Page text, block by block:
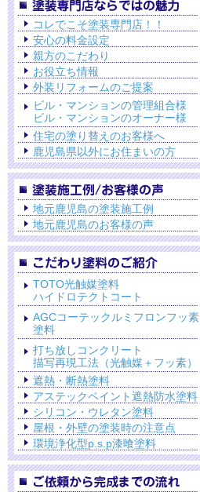
コレでこそ塗装専門店！！
安心の料金設定
親方のこだわり
お役立ち情報
外装リフォームのご提案
ビル・マンションの管理組合様
ビル・マンションのオーナー様
住宅の塗り替えのお客様へ
鹿児島県以外にお住まいの方
地元鹿児島の塗装施工例
地元鹿児島のお客様の声
TOTO光触媒塗料
ハイドロテクトコート
AGCコーテックルミフロンフッ素
塗料
打ち放しコンクリート
描写再現工法（光触媒＋フッ素）
遮熱・断熱塗料
アステックペイント遮熱防水塗料
シリコン・ウレタン塗料
屋根・外壁の塗装時の注意点
環境浄化型p.s.p漆喰塗料